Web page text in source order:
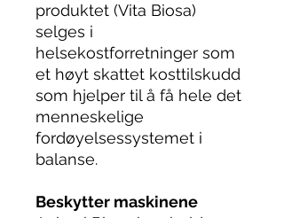
produktet (Vita Biosa)
selges i
helsekostforretninger som
et høyt skattet kosttilskudd
som hjelper til å få hele det
menneskelige
fordøyelsessystemet i
balanse.
Beskytter maskinene